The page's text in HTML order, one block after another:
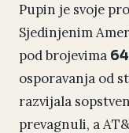
Pupin je svoje
Sjedinjenim
pod brojevima
osporavanja od
razvijala
prevagnuli, a